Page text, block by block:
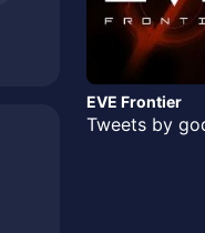
EVE Frontier
Tweets by